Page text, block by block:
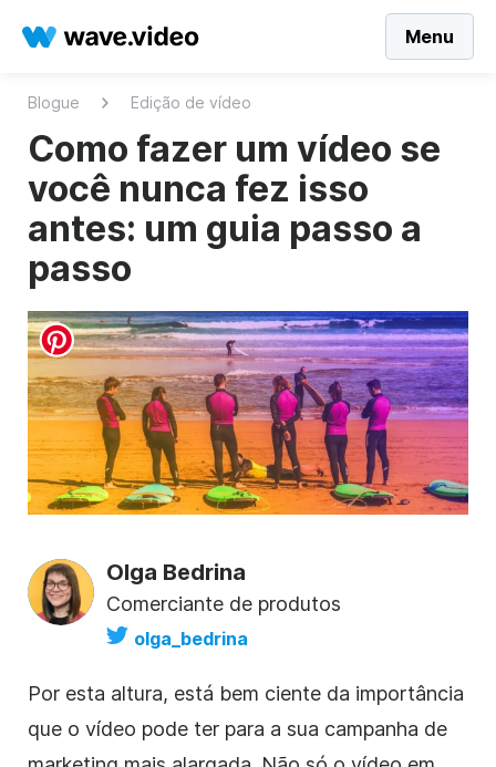
Menu
Blogue Edição de vídeo
Como fazer um vídeo se
você nunca fez isso
antes: um guia passo a
passo
Olga Bedrina
Comerciante de produtos
olga_bedrina
Por esta altura, está bem ciente da importância
que o vídeo pode ter para a sua campanha de